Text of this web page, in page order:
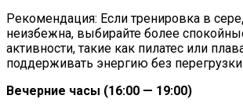
Рекомендация: Если тренировка в
неизбежна, выбирайте более
активности, такие как пилатес или
поддерживать энергию без
Вечерние часы (16:00 — 19:00)